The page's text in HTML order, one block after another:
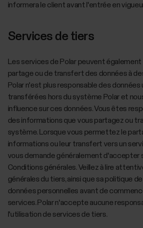
informera le client avant l'entrée en
Services de tiers
Les services de Polar peuvent également
partage ou de transfert des données à
Polar n'est plus responsable des
transférées hors du système Polar et
influence sur ces données. Vous êtes
des informations que vous partagez ou
système. Lorsque vous permettez le
informations ou leur transfert vers un
vous demande généralement d'accepter
Conditions générales. Veillez à lire
générales du tiers, ainsi que sa politique
données personnelles avant de
services. Polar n'accepte aucune
l'utilisation de services de tiers.